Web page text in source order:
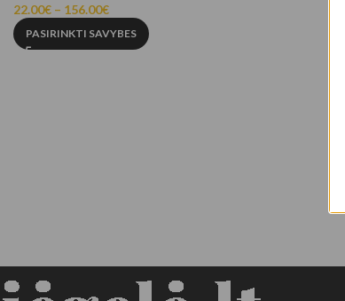
22.00€ – 156.00€
PASIRINKTI SAVYBES